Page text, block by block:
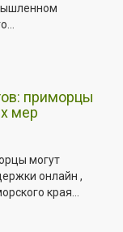
приморцы
мер
могут
онлайн ,
края...